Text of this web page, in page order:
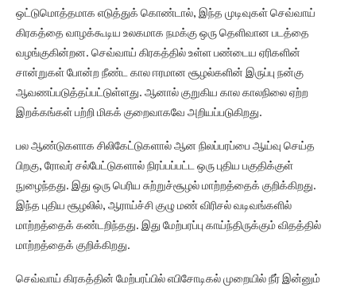
ஒட்டுமொத்தமாக எடுத்துக் கொண்டால், இந்த முடிவுகள் செவ்வாய்
கிரகத்தை வாழக்கூடிய உலகமாக நமக்கு ஒரு தெளிவான படத்தை
வழங்குகின்றன. செவ்வாய் கிரகத்தில் உள்ள பண்டைய ஏரிகளின்
சான்றுகள் போன்ற நீண்ட கால ஈரமான சூழல்களின் இருப்பு நன்கு
ஆவணப்படுத்தப்பட்டுள்ளது. ஆனால் குறுகிய கால காலநிலை ஏற்ற
இறக்கங்கள் பற்றி மிகக் குறைவாகவே அறியப்படுகிறது.
பல ஆண்டுகளாக சிலிகேட்டுகளால் ஆன நிலப்பரப்பை ஆய்வு செய்த
பிறகு, ரோவர் சல்பேட்டுகளால் நிரப்பப்பட்ட ஒரு புதிய பகுதிக்குள்
நுழைந்தது. இது ஒரு பெரிய சுற்றுச்சூழல் மாற்றத்தைக் குறிக்கிறது.
இந்த புதிய சூழலில், ஆராய்ச்சி குழு மண் விரிசல் வடிவங்களில்
மாற்றத்தைக் கண்டறிந்தது. இது மேற்பரப்பு காய்ந்திருக்கும் விதத்தில்
மாற்றத்தைக் குறிக்கிறது.
செவ்வாய் கிரகத்தின் மேற்பரப்பில் எபிசோடிகல் முறையில் நீர் இன்னும்